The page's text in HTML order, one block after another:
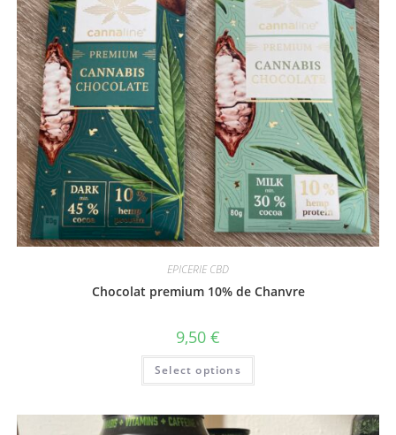
EPICERIE CBD
Chocolat premium 10% de Chanvre
9,50 €
Select options